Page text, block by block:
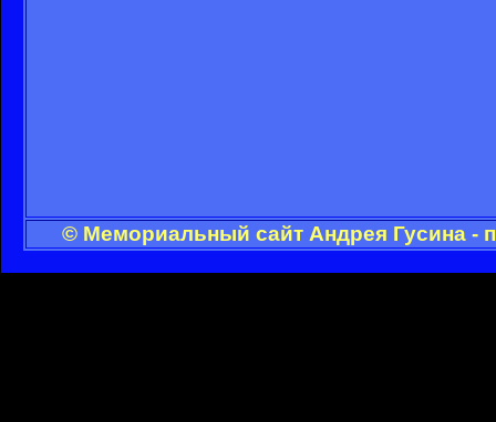
© Мемориальный сайт Андрея Гусина -